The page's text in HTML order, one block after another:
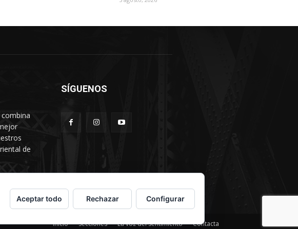
de
SÍGUENOS
Inicio Secciones La voz del sentimiento Contacta
Aceptar todo Rechazar Configurar